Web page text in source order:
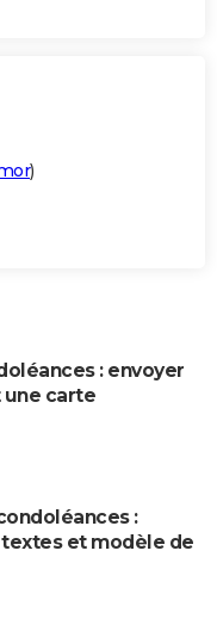
)
: envoyer
carte
:
et modèle de